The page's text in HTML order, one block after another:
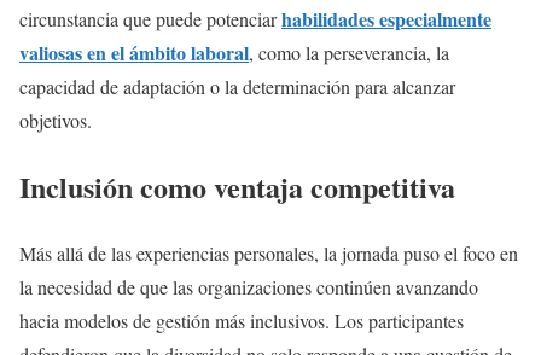
circunstancia que puede potenciarhabilidades especialmente
valiosas en el ámbito laboral, como la perseverancia, la
capacidad de adaptación o la determinación para alcanzar
objetivos.
Inclusión como ventaja competitiva
Más allá de las experiencias personales, la jornada puso el foco en
la necesidad de que las organizaciones continúen avanzando
hacia modelos de gestión más inclusivos. Los participantes